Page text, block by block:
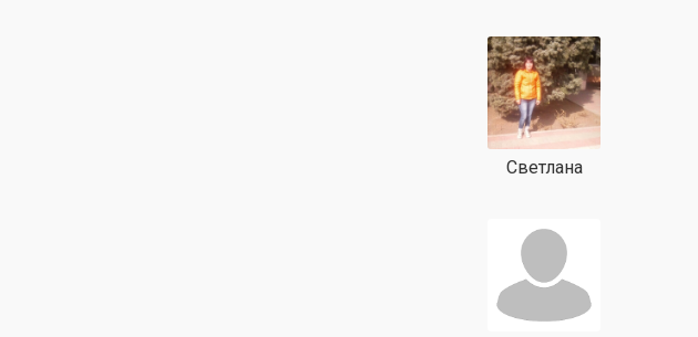
Светлана